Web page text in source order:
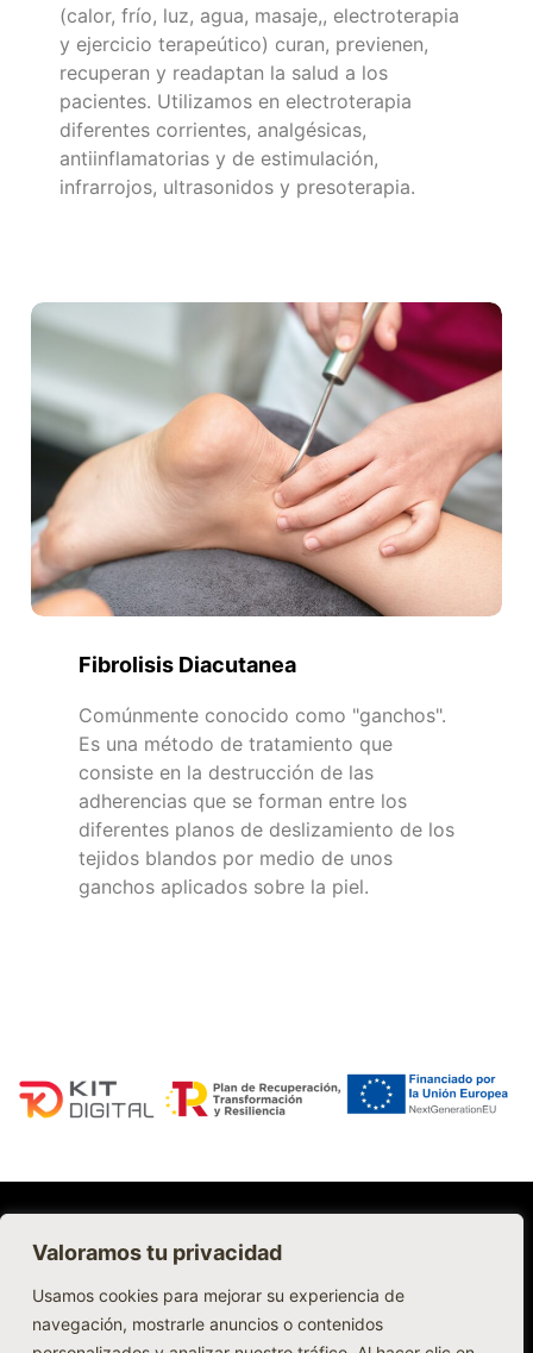
Valoramos tu privacidad
Usamos cookies para mejorar su experiencia de
navegación, mostrarle anuncios o contenidos
(calor, frío, luz, agua, masaje,, electroterapia
y ejercicio terapeútico) curan, previenen,
recuperan y readaptan la salud a los
pacientes. Utilizamos en electroterapia
diferentes corrientes, analgésicas,
antiinflamatorias y de estimulación,
infrarrojos, ultrasonidos y presoterapia.
Fibrolisis Diacutanea
Comúnmente conocido como "ganchos".
Es una método de tratamiento que
consiste en la destrucción de las
adherencias que se forman entre los
diferentes planos de deslizamiento de los
tejidos blandos por medio de unos
ganchos aplicados sobre la piel.
Aviso Legal
Políticas de Cookies
Política de Privacidad